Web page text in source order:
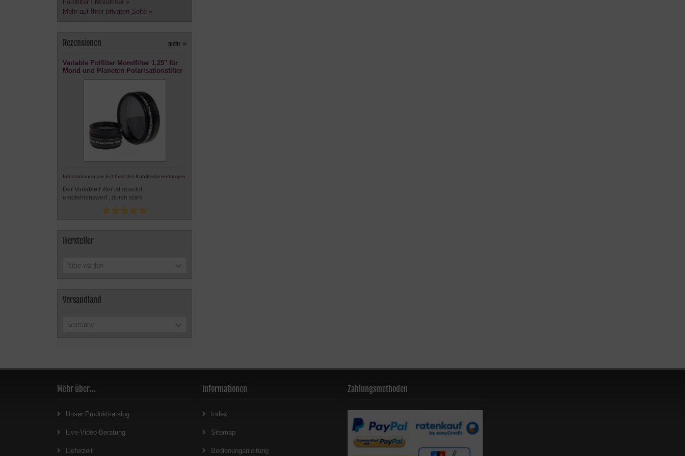
Farbfilter / Mondfilter »
Mehr auf Ihrer privaten Seite »
Rezensionen mehr »
Variable Polfilter Mondfilter 1,25'' für
Mond und Planeten Polarisationsfilter
Informationen zur Echtheit der Kundenbewertungen
Der Variable Filter ist absolut
empfehlenswert , durch stärk
Hersteller
Bitte wählen
Versandland
Germany
Mehr über...
Unser Produktkatalog
Live-Video-Beratung
Lieferzeit
Informationen
Index
Sitemap
Bedienunganleitung
Zahlungsmethoden